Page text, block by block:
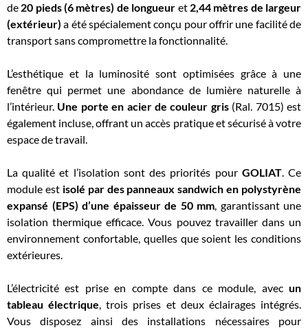
de 20 pieds (6 mètres) de longueur et 2,44 mètres de largeur
(extérieur) a été spécialement conçu pour offrir une facilité de
transport sans compromettre la fonctionnalité.
L’esthétique et la luminosité sont optimisées grâce à une
fenêtre qui permet une abondance de lumière naturelle à
l’intérieur. Une porte en acier de couleur gris(Ral. 7015) est
également incluse, offrant un accès pratique et sécurisé à votre
espace de travail.
La qualité et l’isolation sont des priorités pour GOLIAT. Ce
module est isolé par des panneaux sandwich en polystyrène
expansé (EPS) d’une épaisseur de 50 mm, garantissant une
isolation thermique efficace. Vous pouvez travailler dans un
environnement confortable, quelles que soient les conditions
extérieures.
L’électricité est prise en compte dans ce module, avec un
tableau électrique, trois prises et deux éclairages intégrés.
Vous disposez ainsi des installations nécessaires pour